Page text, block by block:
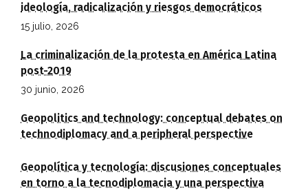
ideología, radicalización y riesgos democráticos
15 julio, 2026
La criminalización de la protesta en América Latina
post-2019
30 junio, 2026
Geopolitics and technology: conceptual debates on
technodiplomacy and a peripheral perspective
Geopolítica y tecnología: discusiones conceptuales
en torno a la tecnodiplomacia y una perspectiva